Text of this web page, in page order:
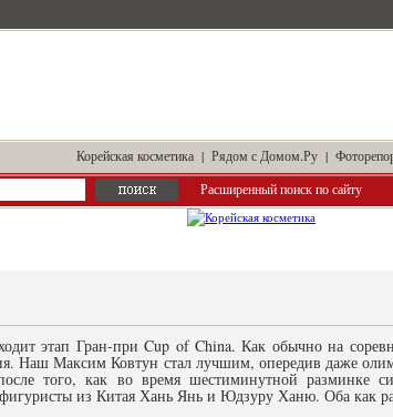
Корейская косметика | Рядом с Домом.Ру |
Расширенный поиск по сайту
этап Гран-при Cup of China. Как обычно на
Наш Максим Ковтун стал лучшим, опередив даже
того, как во время шестиминутной разминке
фигуристы из Китая Хань Янь и Юдзуру Ханю. Оба как